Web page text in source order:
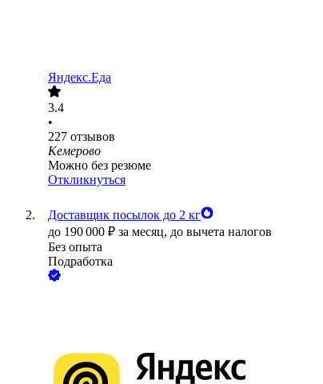
Яндекс.Еда
3.4
•
227 отзывов
Кемерово
Можно без резюме
Откликнуться
Доставщик посылок до 2 кг
до 190 000 ₽ за месяц, до вычета налогов
Без опыта
Подработка